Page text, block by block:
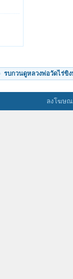
รบกวนดูหลวงพ่อวัดไร่ขิ
ลงโฆษณ